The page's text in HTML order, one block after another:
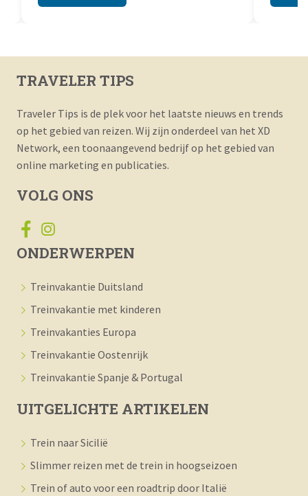
TRAVELER TIPS
Traveler Tips is de plek voor het laatste nieuws en trends
op het gebied van reizen. Wij zijn onderdeel van het XD
Network, een toonaangevend bedrijf op het gebied van
online marketing en publicaties.
VOLG ONS
ONDERWERPEN
Treinvakantie Duitsland
Treinvakantie met kinderen
Treinvakanties Europa
Treinvakantie Oostenrijk
Treinvakantie Spanje & Portugal
UITGELICHTE ARTIKELEN
Trein naar Sicilië
Slimmer reizen met de trein in hoogseizoen
Trein of auto voor een roadtrip door Italië